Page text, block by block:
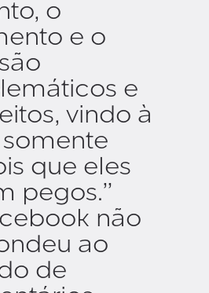
o
e o
e
vindo à
que eles
pegos.”
não
ao
de